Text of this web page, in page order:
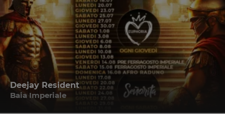
Deejay Resident
Baia Imperiale